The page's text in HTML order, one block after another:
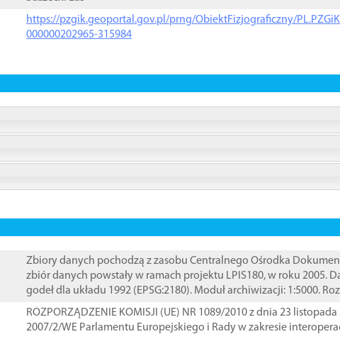
https://pzgik.geoportal.gov.pl/prng/ObiektFizjograficzny/
000000202965-315984
Zbiory danych pochodzą z zasobu Centralnego Ośrodka
zbiór danych powstały w ramach projektu LPIS180, w roku 2005.
godeł dla układu 1992 (EPSG:2180). Moduł archiwizacji: 1:5000.
ROZPORZĄDZENIE KOMISJI (UE) NR 1089/2010 z dnia 23
2007/2/WE Parlamentu Europejskiego i Rady w zakresie